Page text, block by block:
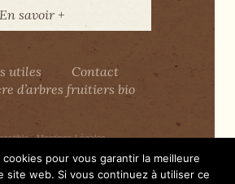
En savoir +
utiles
Contact
d’arbres fruitiers bio
-Mentions Légales
pour vous garantir la meilleure
site web. Si vous continuez à utiliser ce